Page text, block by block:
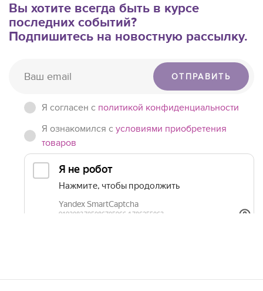
Вы хотите всегда быть в курсе
последних событий?
Подпишитесь на новостную рассылку.
ОТПРАВИТЬ
Я согласен c политикой конфиденциальности
Я ознакомился с условиями приобретения
товаров